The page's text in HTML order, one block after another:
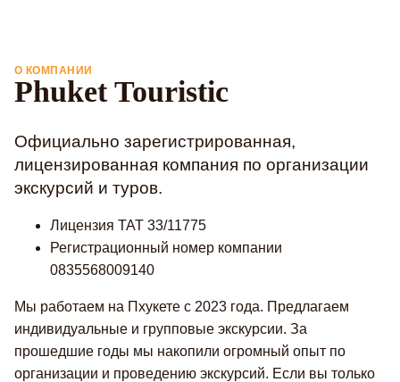
О КОМПАНИИ
Phuket Touristic
Официально зарегистрированная,
лицензированная компания по организации
экскурсий и туров.
Лицензия TAT 33/11775
Регистрационный номер компании
0835568009140
Мы работаем на Пхукете с 2023 года. Предлагаем
индивидуальные и групповые экскурсии. За
прошедшие годы мы накопили огромный опыт по
организации и проведению экскурсий. Если вы только